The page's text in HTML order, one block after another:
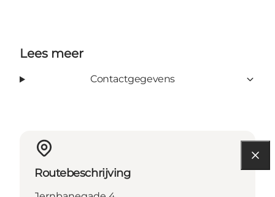
Lees meer
Contactgegevens
Routebeschrijving